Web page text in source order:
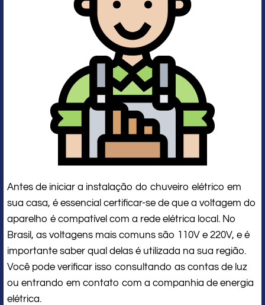
Antes de iniciar a instalação do chuveiro elétrico em
sua casa, é essencial certificar-se de que a voltagem do
aparelho é compatível com a rede elétrica local. No
Brasil, as voltagens mais comuns são 110V e 220V, e é
importante saber qual delas é utilizada na sua região.
Você pode verificar isso consultando as contas de luz
ou entrando em contato com a companhia de energia
elétrica.